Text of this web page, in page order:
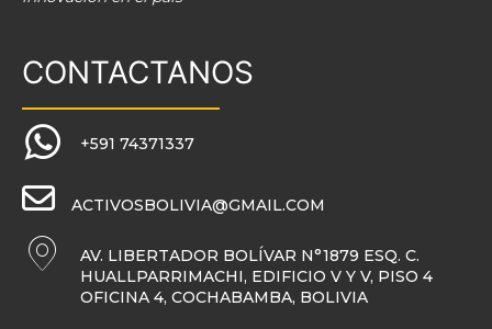
CONTACTANOS
+591 74371337
ACTIVOSBOLIVIA@GMAIL.COM
AV. LIBERTADOR BOLÍVAR N°1879 ESQ. C.
HUALLPARRIMACHI, EDIFICIO V Y V, PISO 4
OFICINA 4, COCHABAMBA, BOLIVIA